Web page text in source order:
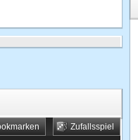
Zufallsspiel